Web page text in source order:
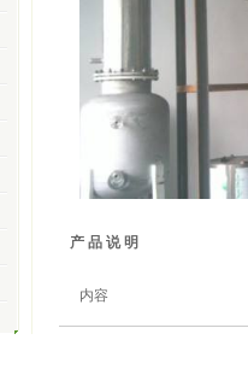
产 品 说 明
内容